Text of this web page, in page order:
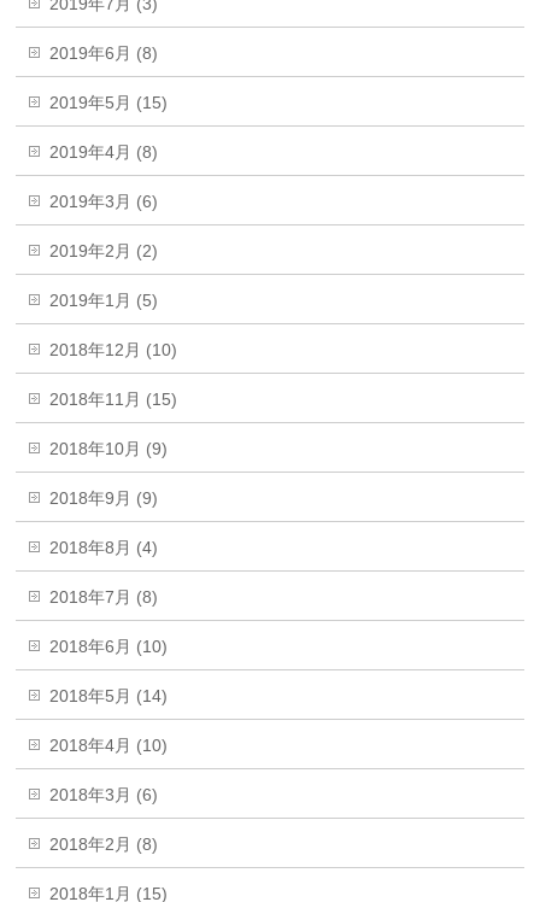
2019年6月 (8)
2019年5月 (15)
2019年4月 (8)
2019年3月 (6)
2019年2月 (2)
2019年1月 (5)
2018年12月 (10)
2018年11月 (15)
2018年10月 (9)
2018年9月 (9)
2018年8月 (4)
2018年7月 (8)
2018年6月 (10)
2018年5月 (14)
2018年4月 (10)
2018年3月 (6)
2018年2月 (8)
2018年1月 (15)